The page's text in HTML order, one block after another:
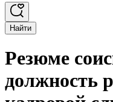
Найти
Резюме
должность